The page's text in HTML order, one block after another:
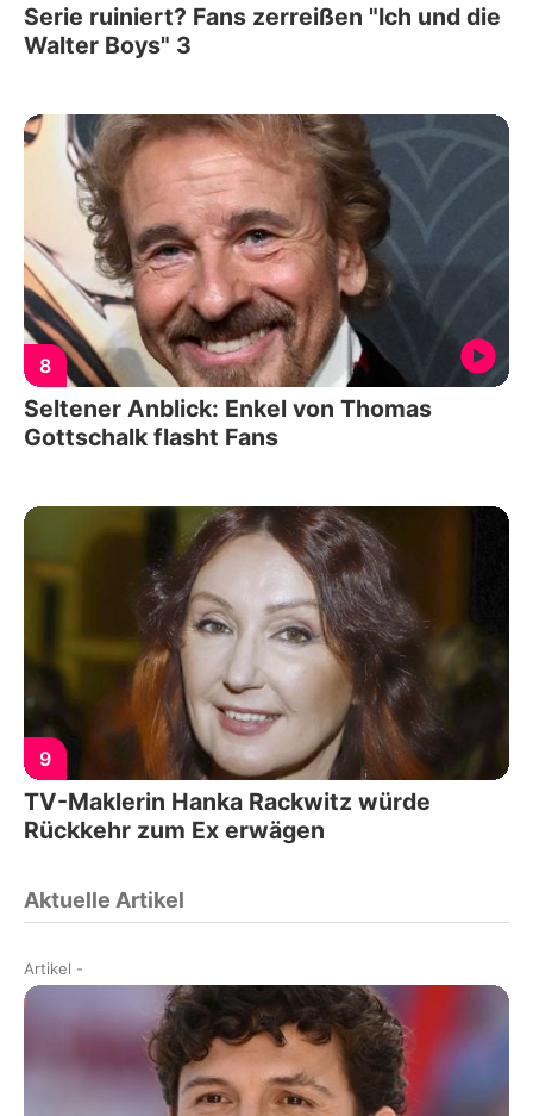
Serie ruiniert? Fans zerreißen "Ich und die
Walter Boys" 3
8
Seltener Anblick: Enkel von Thomas
Gottschalk flasht Fans
9
TV-Maklerin Hanka Rackwitz würde
Rückkehr zum Ex erwägen
Aktuelle Artikel
Artikel -